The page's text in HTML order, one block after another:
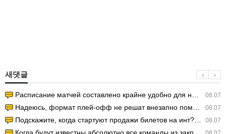
새댓글
08.07
Расписание матчей составлено крайне удобно для нашего часово…
08.07
Надеюсь, формат плей-офф не решат внезапно поменять. https:/…
08.07
Подскажите, когда стартуют продажи билетов на инт? https://g…